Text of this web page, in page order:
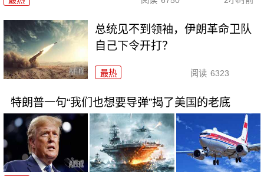
总统见不到领袖，伊朗革命卫队
自己下令开打？
最热 阅读 6323
特朗普一句“我们也想要导弹”揭了美国的老底